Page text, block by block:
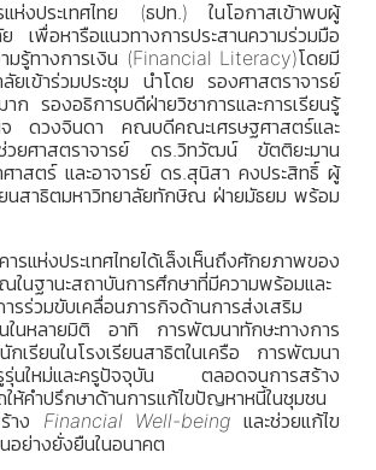
แห่งประเทศไทย (ธปท.) ในโอกาสเข้าพบผู้
เพื่อหารือแนวทางการประสานความร่วมมือ
ามรู้ทางการเงิน (Financial Literacy)โดยมี
ลัยเข้าร่วมประชุม นำโดย รองศาสตราจารย์
รองอธิการบดีฝ่ายวิชาการและการเรียนรู้
ดวงจินดา คณบดีคณะเศรษฐศาสตร์และ
ยศาสตราจารย์ ดร.วิทวัฒน์ ขัตติยะมาน
สตร์ และอาจารย์ ดร.สุนิสา คงประสิทธิ์ ผู้
ยนสาธิตมหาวิทยาลัยทักษิณ ฝ่ายมัธยม พร้อม
ประเทศไทยได้เล็งเห็นถึงศักยภาพของ
ในฐานะสถาบันการศึกษาที่มีความพร้อมและ
ารร่วมขับเคลื่อนภารกิจด้านการส่งเสริม
นในหลายมิติ อาทิ การพัฒนาทักษะทางการ
กเรียนในโรงเรียนสาธิตในเครือ การพัฒนา
รุ่นใหม่และครูปัจจุบัน ตลอดจนการสร้าง
ห้คำปรึกษาด้านการแก้ไขปัญหาหนี้ในชุมชน
าง Financial Well-being และช่วยแก้ไข
อย่างยั่งยืนในอนาคต